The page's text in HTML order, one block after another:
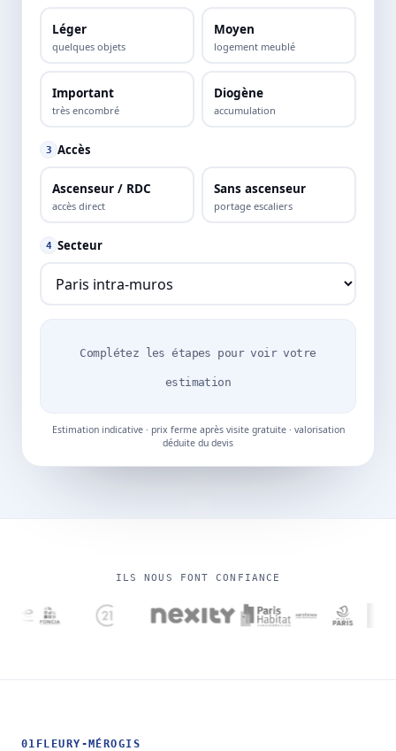
Léger
quelques objets
Moyen
logement meublé
Important
très encombré
Diogène
accumulation
3 Accès
Ascenseur / RDC
accès direct
Sans ascenseur
portage escaliers
4 Secteur
Complétez les étapes pour voir votre
estimation
Estimation indicative · prix ferme après visite gratuite · valorisation
déduite du devis
ILS NOUS FONT CONFIANCE
01 FLEURY-MÉROGIS